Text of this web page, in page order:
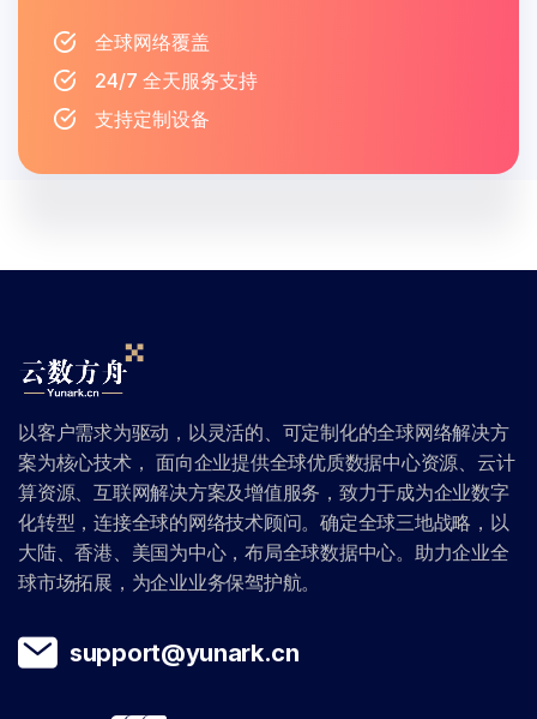
全球网络覆盖
24/7 全天服务支持
支持定制设备
以客户需求为驱动，以灵活的、可定制化的全球网络解决方
案为核心技术， 面向企业提供全球优质数据中心资源、云计
算资源、互联网解决方案及增值服务，致力于成为企业数字
化转型，连接全球的网络技术顾问。确定全球三地战略，以
大陆、香港、美国为中心，布局全球数据中心。助力企业全
球市场拓展，为企业业务保驾护航。
support@yunark.cn